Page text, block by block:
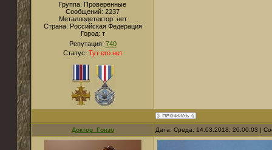
Группа: Проверенные
Сообщений: 2237
Металлодетектор: нет
Страна: Российская Федерация
Город: т
Репутация: 740
Статус: Тут его нет
Доктор_Гонзо Дата: Среда, 14.03.2018, 20:00:03 |